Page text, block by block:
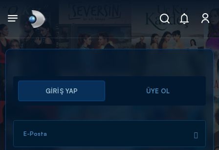
Arama
ARAMA SONUÇLARI
GİRİŞ YAP ÜYE OL
E-Posta